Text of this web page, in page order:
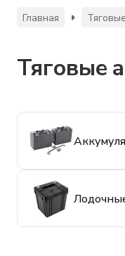
Главная
Тяговые